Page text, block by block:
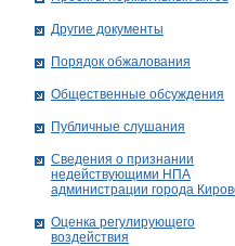
Другие документы
Порядок обжалования
Общественные обсуждения
Публичные слушания
Сведения о признании
недействующими НПА
администрации города
Оценка регулирующего
воздействия